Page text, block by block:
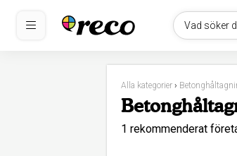
Vad söker
Alla kategorier ›
1 rekommenderat